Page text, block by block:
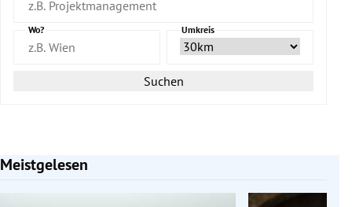
Wo? Umkreis
Suchen
Meistgelesen
Slide 1 von 7